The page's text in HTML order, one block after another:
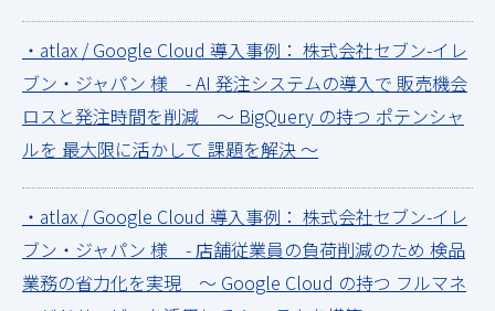
・atlax / Google Cloud 導入事例： 株式会社セブン-イレ
ブン・ジャパン 様 - AI 発注システムの導入で 販売機会
ロスと発注時間を削減 ～ BigQuery の持つ ポテンシャ
ルを 最大限に活かして 課題を解決 ～
・atlax / Google Cloud 導入事例： 株式会社セブン-イレ
ブン・ジャパン 様 - 店舗従業員の負荷削減のため 検品
業務の省力化を実現 ～ Google Cloud の持つ フルマネ